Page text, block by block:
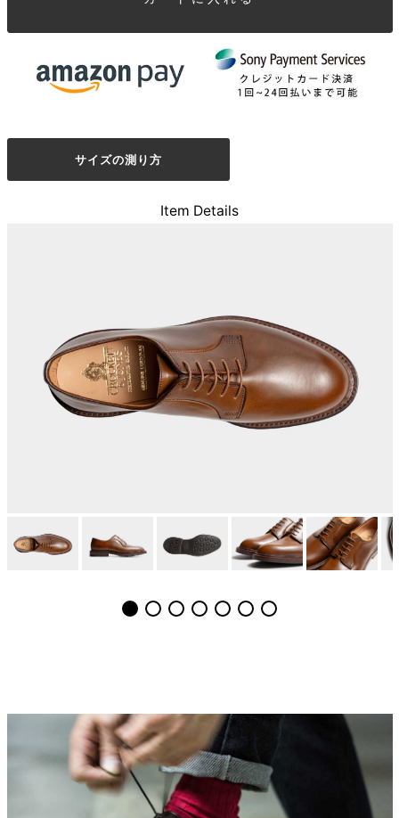
サイズの測り方
Item Details